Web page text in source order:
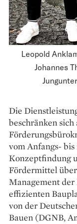
Leopold
Johannes
Die
beschränken
vom Anfangs-
Konzeptfindung
Fördermittel
Management
effizienten
von der
Bauen (DGNB,